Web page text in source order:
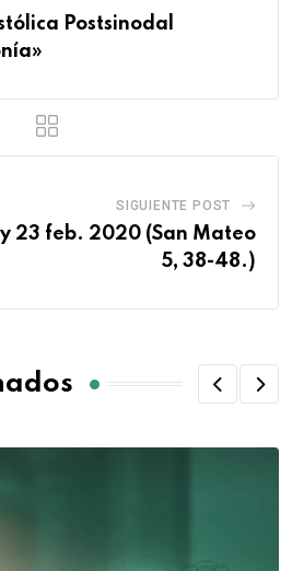
Postsinodal
SIGUIENTE POST
23 feb. 2020 (San Mateo
5, 38-48.)